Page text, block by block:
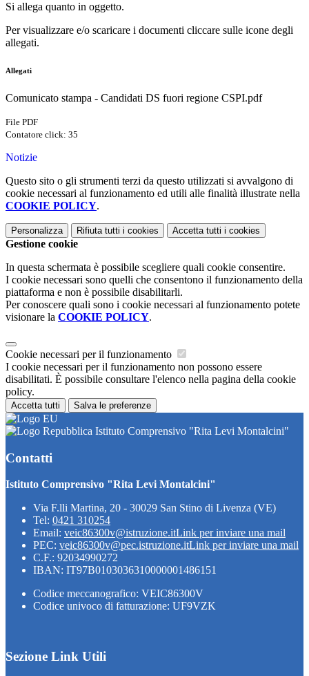
Si allega quanto in oggetto.
Per visualizzare e/o scaricare i documenti cliccare sulle icone degli
allegati.
Allegati
Comunicato stampa - Candidati DS fuori regione CSPI.pdf
File PDF
Contatore click: 35
Notizie
Questo sito o gli strumenti terzi da questo utilizzati si avvalgono di
cookie necessari al funzionamento ed utili alle finalità illustrate nella
COOKIE POLICY.
Personalizza Rifiuta tutti i cookies Accetta tutti i cookies
Gestione cookie
In questa schermata è possibile scegliere quali cookie consentire.
I cookie necessari sono quelli che consentono il funzionamento della
piattaforma e non è possibile disabilitarli.
Per conoscere quali sono i cookie necessari al funzionamento potete
visionare la COOKIE POLICY.
Cookie necessari per il funzionamento
I cookie necessari per il funzionamento non possono essere
disabilitati. È possibile consultare l'elenco nella pagina della cookie
policy.
Accetta tutti Salva le preferenze
Istituto Comprensivo "Rita Levi Montalcini"
Contatti
Istituto Comprensivo "Rita Levi Montalcini"
Via F.lli Martina, 20 - 30029 San Stino di Livenza (VE)
Tel: 0421 310254
Email: veic86300v@istruzione.itLink per inviare una mail
PEC: veic86300v@pec.istruzione.itLink per inviare una mail
C.F.: 92034990272
IBAN: IT97B0103036310000001486151
Codice meccanografico: VEIC86300V
Codice univoco di fatturazione: UF9VZK
Sezione Link Utili